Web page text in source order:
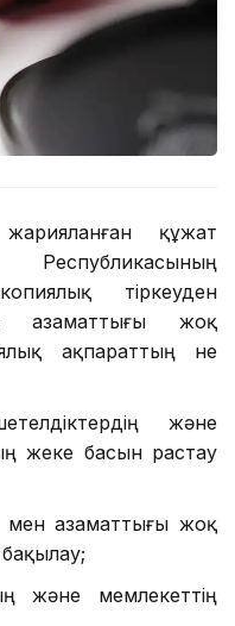
құжат
тіркеуден
азаматтығы жоқ
ақпараттың не
және
жеке басын растау
мен азаматтығы жоқ
және мемлекеттің